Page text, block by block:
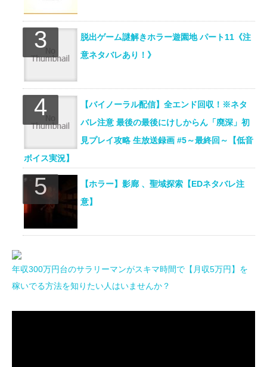
脱出ゲーム謎解きホラー遊園地 パート11《注
意ネタバレあり！》
【バイノーラル配信】全エンド回収！※ネタ
バレ注意 最後の最後にけしからん「廃深」初
見プレイ攻略 生放送録画 #5～最終回～【低音
ボイス実況】
【ホラー】影廊 、聖域探索【EDネタバレ注
意】
年収300万円台のサラリーマンがスキマ時間で【月収5万円】を
稼いでる方法を知りたい人はいませんか？